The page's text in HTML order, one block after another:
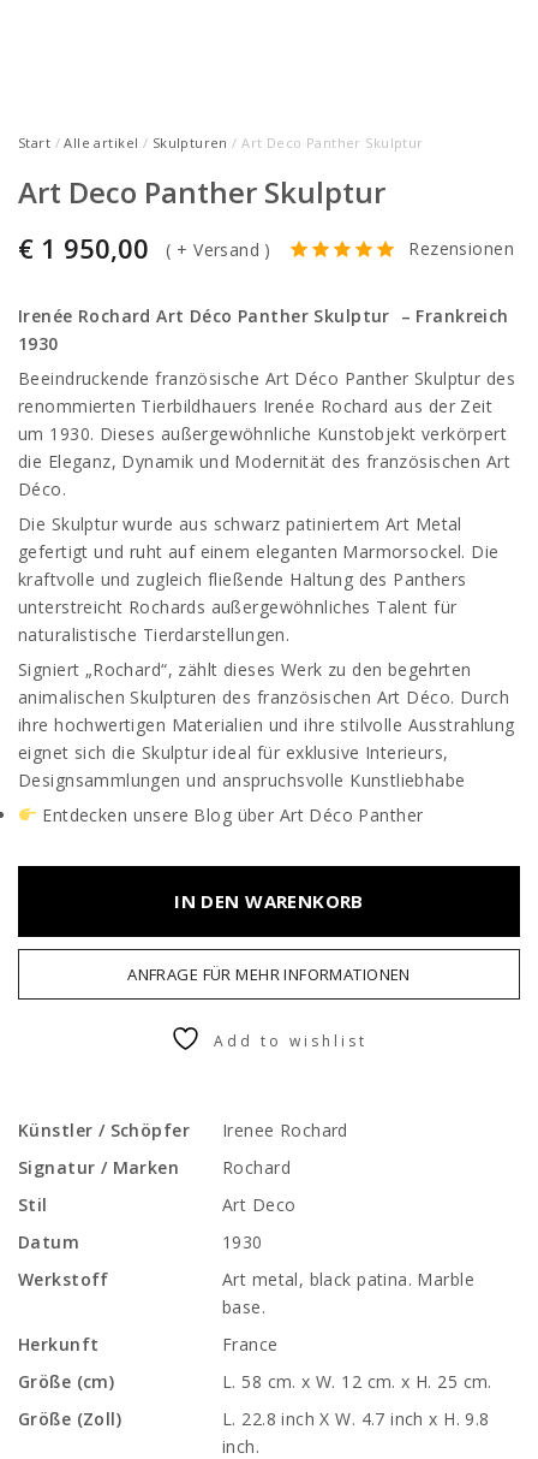
Start /Alle artikel / Skulpturen / Art Deco Panther Skulptur
Art Deco Panther Skulptur
€ 1 950,00 ( + Versand ) Rezensionen
Irenée Rochard Art Déco Panther Skulptur – Frankreich
1930
Beeindruckende französische Art Déco Panther Skulptur des
renommierten Tierbildhauers Irenée Rochard aus der Zeit
um 1930. Dieses außergewöhnliche Kunstobjekt verkörpert
die Eleganz, Dynamik und Modernität des französischen Art
Déco.
Die Skulptur wurde aus schwarz patiniertem Art Metal
gefertigt und ruht auf einem eleganten Marmorsockel. Die
kraftvolle und zugleich fließende Haltung des Panthers
unterstreicht Rochards außergewöhnliches Talent für
naturalistische Tierdarstellungen.
Signiert „Rochard“, zählt dieses Werk zu den begehrten
animalischen Skulpturen des französischen Art Déco. Durch
ihre hochwertigen Materialien und ihre stilvolle Ausstrahlung
eignet sich die Skulptur ideal für exklusive Interieurs,
Designsammlungen und anspruchsvolle Kunstliebhabe
Entdecken unsere Blog über Art Déco Panther
IN DEN WARENKORB
ANFRAGE FÜR MEHR INFORMATIONEN
Add to wishlist
Künstler / Schöpfer
Irenee Rochard
Signatur / Marken
Rochard
Stil
Art Deco
Datum
1930
Werkstoff
Art metal, black patina. Marble
base.
Herkunft
France
Größe (cm)
L. 58 cm. x W. 12 cm. x H. 25 cm.
Größe (Zoll)
L. 22.8 inch X W. 4.7 inch x H. 9.8
inch.